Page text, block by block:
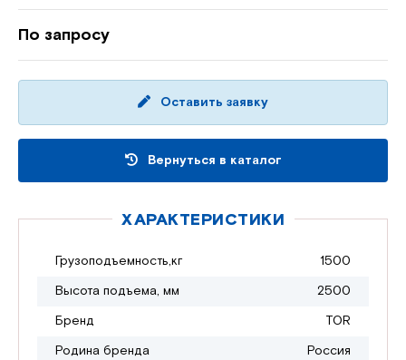
По запросу
Оставить заявку
Вернуться в каталог
ХАРАКТЕРИСТИКИ
Грузоподъемность,кг
1500
Высота подъема, мм
2500
Бренд
TOR
Родина бренда
Россия